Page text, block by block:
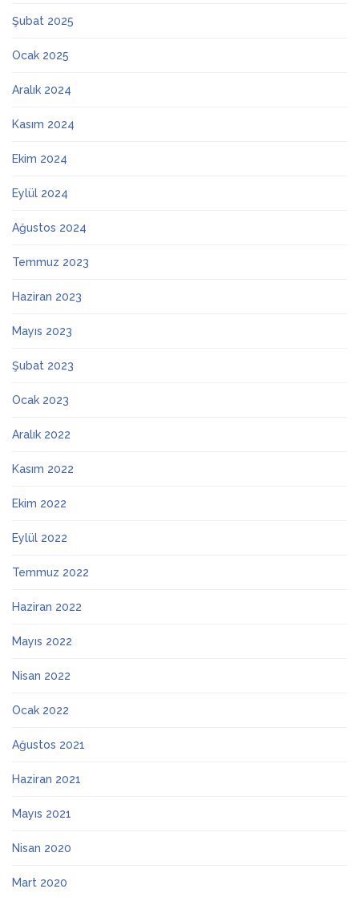
Şubat 2025
Ocak 2025
Aralık 2024
Kasım 2024
Ekim 2024
Eylül 2024
Ağustos 2024
Temmuz 2023
Haziran 2023
Mayıs 2023
Şubat 2023
Ocak 2023
Aralık 2022
Kasım 2022
Ekim 2022
Eylül 2022
Temmuz 2022
Haziran 2022
Mayıs 2022
Nisan 2022
Ocak 2022
Ağustos 2021
Haziran 2021
Mayıs 2021
Nisan 2020
Mart 2020